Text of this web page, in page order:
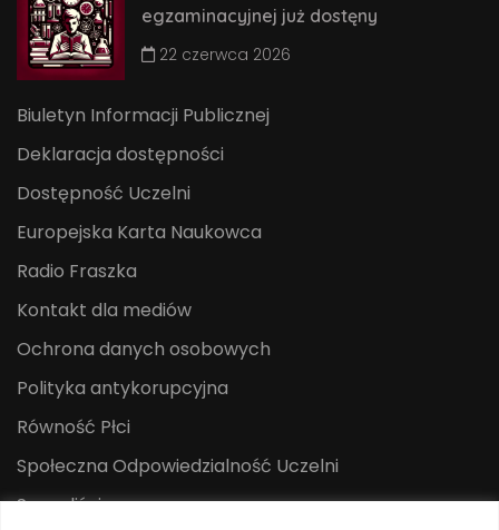
egzaminacyjnej już dostęny
22 czerwca 2026
Biuletyn Informacji Publicznej
Deklaracja dostępności
Dostępność Uczelni
Europejska Karta Naukowca
Radio Fraszka
Kontakt dla mediów
Ochrona danych osobowych
Polityka antykorupcyjna
Równość Płci
Społeczna Odpowiedzialność Uczelni
Sygnaliści